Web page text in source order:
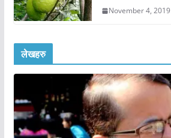
November 4, 2019
लेखहरु